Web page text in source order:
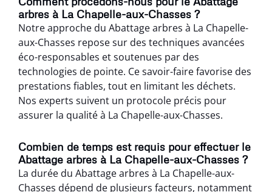
arbres à La Chapelle-aux-Chasses ?
Notre approche du Abattage arbres à La Chapelle-
aux-Chasses repose sur des techniques avancées
éco-responsables et soutenues par des
technologies de pointe. Ce savoir-faire favorise des
prestations fiables, tout en limitant les déchets.
Nos experts suivent un protocole précis pour
assurer la qualité à La Chapelle-aux-Chasses.
Combien de temps est requis pour effectuer le
Abattage arbres à La Chapelle-aux-Chasses ?
La durée du Abattage arbres à La Chapelle-aux-
Chasses dépend de plusieurs facteurs, notamment